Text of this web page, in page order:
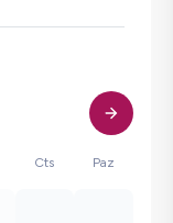
Cts Paz